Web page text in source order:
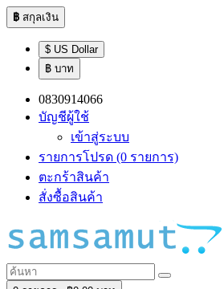
฿ สกุลเงิน
$ US Dollar
฿ บาท
0830914066
บัญชีผู้ใช้
เข้าสู่ระบบ
รายการโปรด (0 รายการ)
ตะกร้าสินค้า
สั่งซื้อสินค้า